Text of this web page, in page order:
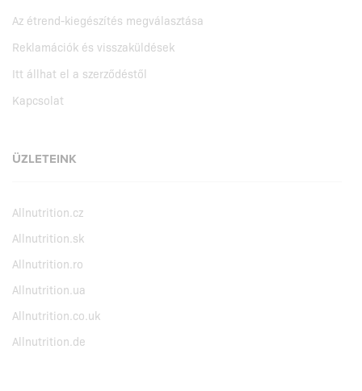
Az étrend-kiegészítés megválasztása
Reklamációk és visszaküldések
Itt állhat el a szerződéstől
Kapcsolat
ÜZLETEINK
Allnutrition.cz
Allnutrition.sk
Allnutrition.ro
Allnutrition.ua
Allnutrition.co.uk
Allnutrition.de